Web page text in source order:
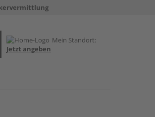
Mein Standort:
Jetzt angeben